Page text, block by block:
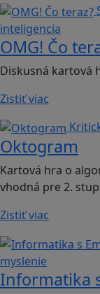
inteligencia
OMG! Čo
Diskusná kartová
Zistiť viac
Oktogram
Kartová hra o
vhodná pre 2.
Zistiť viac
myslenie
Informatika